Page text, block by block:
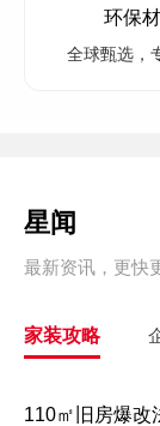
环保
全球甄选，
星闻
最新资讯，更快
家装攻略
110㎡旧房爆改